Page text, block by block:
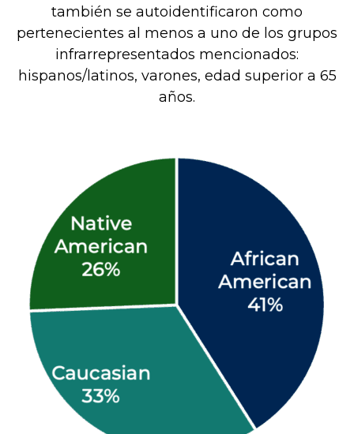
también se autoidentificaron como
pertenecientes al menos a uno de los grupos
infrarrepresentados mencionados:
hispanos/latinos, varones, edad superior a 65
años.